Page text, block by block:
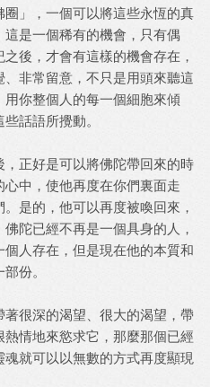
」，一個可以將這些永恆的真
是一個稀有的機會，只有偶
後，才會有這樣的機會存在，
非常留意，不只是用頭來聽這
你整個人的每一個細胞來傾
話語所攪動。
正好是可以將佛陀帶回來的時
中，使他再度在你們裏面走
是的，他可以再度被喚回來，
陀已經不再是一個具身的人，
人存在，但是現在他的本質和
份。
很深的渴望、很大的渴望，帶
情地來慾求它，那麼那個已經
就可以以無數的方式再度顯現